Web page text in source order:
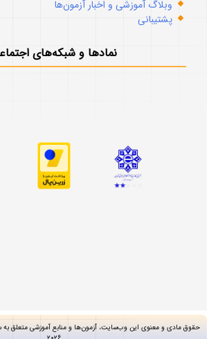
وبلاگ آموزشی و اخبار آزمون‌ها
پشتیبانی
نمادها و شبکه‌های
حقوق مادی و معنوی این وب‌سایت، آزمون‌ها و منابع آموزشی متعلق به